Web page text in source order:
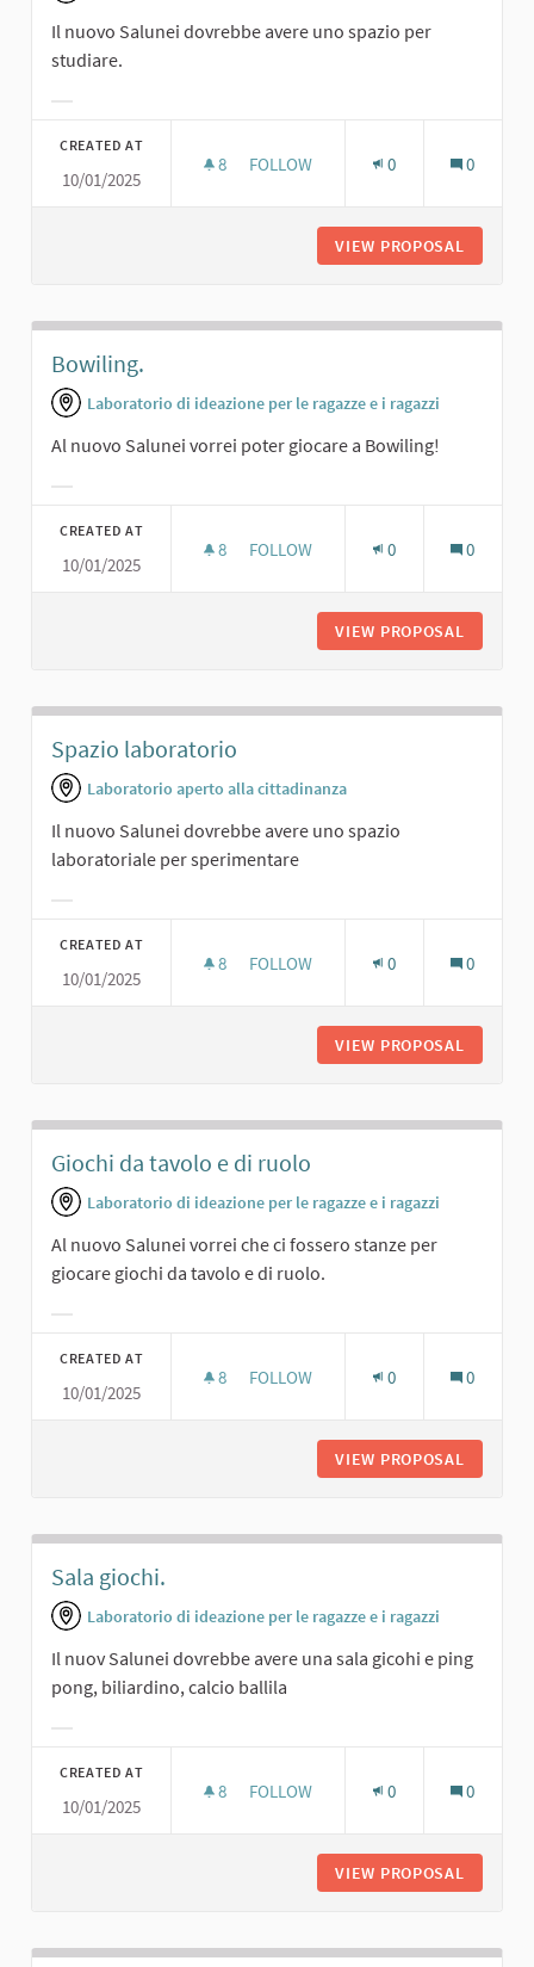
Il nuovo Salunei dovrebbe avere uno spazio per
studiare.
CREATED AT
10/01/2025
8 8 FOLLOWERS
FOLLOW 0 0
VIEW PROPOSAL
Bowiling.
Laboratorio di ideazione per le ragazze e i ragazzi
Al nuovo Salunei vorrei poter giocare a Bowiling!
CREATED AT
10/01/2025
8 8 FOLLOWERS
FOLLOW 0 0
VIEW PROPOSAL
Spazio laboratorio
Laboratorio aperto alla cittadinanza
Il nuovo Salunei dovrebbe avere uno spazio
laboratoriale per sperimentare
CREATED AT
10/01/2025
8 8 FOLLOWERS
FOLLOW 0 0
VIEW PROPOSAL
Giochi da tavolo e di ruolo
Laboratorio di ideazione per le ragazze e i ragazzi
Al nuovo Salunei vorrei che ci fossero stanze per
giocare giochi da tavolo e di ruolo.
CREATED AT
10/01/2025
8 8 FOLLOWERS
FOLLOW 0 0
VIEW PROPOSAL
Sala giochi.
Laboratorio di ideazione per le ragazze e i ragazzi
Il nuov Salunei dovrebbe avere una sala gicohi e ping
pong, biliardino, calcio ballila
CREATED AT
10/01/2025
8 8 FOLLOWERS
FOLLOW 0 0
VIEW PROPOSAL